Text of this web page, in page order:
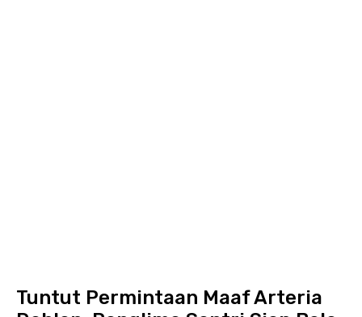
Tuntut Permintaan Maaf Arteria